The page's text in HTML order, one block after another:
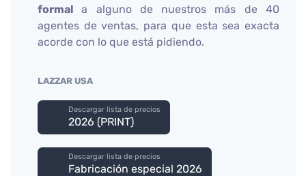
formala alguno de nuestros más de 40
agentes de ventas, para que esta sea exacta
acorde con lo que está pidiendo.
LAZZAR USA
Descargar lista de precios
2026 (PRINT)
Descargar lista de precios
Fabricación especial 2026